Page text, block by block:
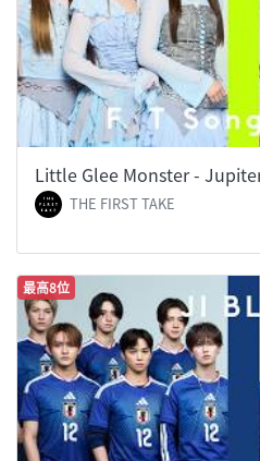
Little Glee Monster -
THE FIRST TAKE
最高8位